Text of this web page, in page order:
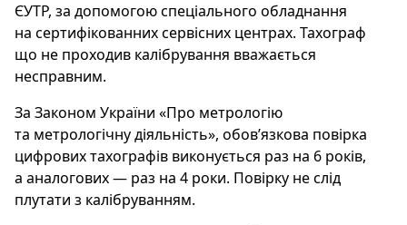
ЄУТР, за допомогою спеціального обладнання
на сертифікованних сервісних центрах. Тахограф
що не проходив калібрування вважається
несправним.
За Законом України «Про метрологію
та метрологічну діяльність», обов’язкова повірка
цифрових тахографів виконується раз на 6 років,
а аналогових — раз на 4 роки. Повірку не слід
плутати з калібруванням.